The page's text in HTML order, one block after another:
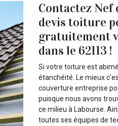
Contactez
devis toiture
gratuitement
dans le 62113 !
Si votre toiture est
étanchéité. Le mieux
couverture entreprise
puisque nous avons
ce milieu à Labourse.
toutes ses équipes de